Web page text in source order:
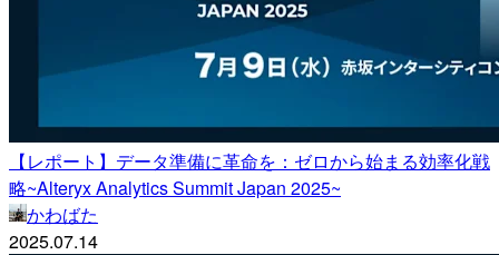
【レポート】データ準備に革命を：ゼロから始まる効率化戦
略~Alteryx Analytics Summit Japan 2025~
かわばた
2025.07.14